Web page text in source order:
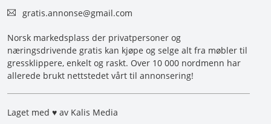
gratis.annonse@gmail.com
Norsk markedsplass der privatpersoner og
næringsdrivende gratis kan kjøpe og selge alt fra møbler til
gressklippere, enkelt og raskt. Over 10 000 nordmenn har
allerede brukt nettstedet vårt til annonsering!
Laget med ♥ av Kalis Media